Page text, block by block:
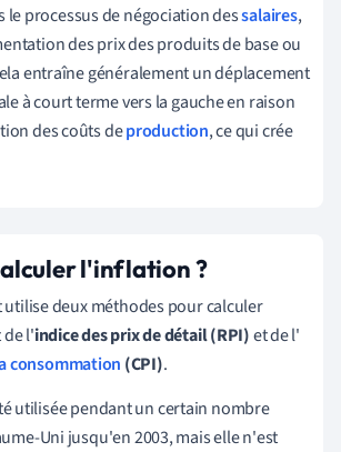
le processus de négociation dessalaires,
des prix des produits de base ou
entraîne généralement un déplacement
à court terme vers la gauche en raison
des coûts deproduction, ce qui crée
l'inflation ?
utilise deux méthodes pour calculer
l'indice des prix de détail (RPI)et de l'
consommation (CPI).
utilisée pendant un certain nombre
Uni jusqu'en 2003, mais elle n'est